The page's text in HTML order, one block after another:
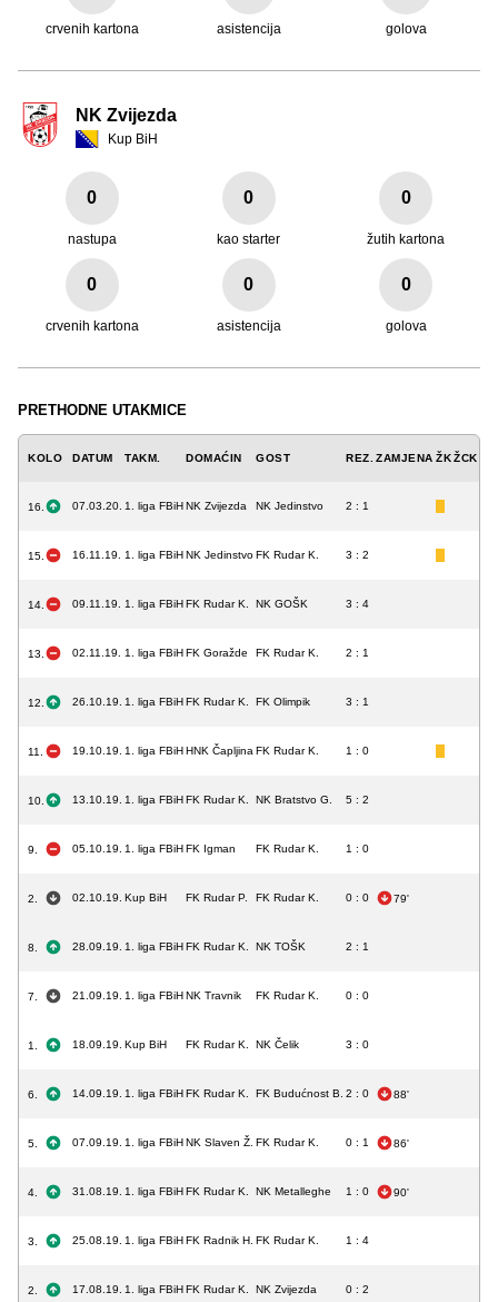
crvenih kartona asistencija golova
NK Zvijezda
Kup BiH
0
nastupa
0
kao starter
0
žutih kartona
0
crvenih kartona
0
asistencija
0
golova
PRETHODNE UTAKMICE
KOLO DATUM TAKM. DOMAĆIN GOST REZ. ZAMJENA ŽKŽCK
16. 07.03.20. 1. liga FBiHNK Zvijezda NK Jedinstvo 2 : 1
15. 16.11.19. 1. liga FBiHNK JedinstvoFK Rudar K. 3 : 2
14. 09.11.19. 1. liga FBiHFK Rudar K. NK GOŠK 3 : 4
13. 02.11.19. 1. liga FBiHFK Goražde FK Rudar K. 2 : 1
12. 26.10.19. 1. liga FBiHFK Rudar K. FK Olimpik 3 : 1
11. 19.10.19. 1. liga FBiHHNK Čapljina FK Rudar K. 1 : 0
10. 13.10.19. 1. liga FBiHFK Rudar K. NK Bratstvo G. 5 : 2
9. 05.10.19. 1. liga FBiHFK Igman FK Rudar K. 1 : 0
2. 02.10.19. Kup BiH FK Rudar P. FK Rudar K. 0 : 0 79'
8. 28.09.19. 1. liga FBiHFK Rudar K. NK TOŠK 2 : 1
7. 21.09.19. 1. liga FBiHNK Travnik FK Rudar K. 0 : 0
1. 18.09.19. Kup BiH FK Rudar K. NK Čelik 3 : 0
6. 14.09.19. 1. liga FBiHFK Rudar K. FK Budućnost B. 2 : 0 88'
5. 07.09.19. 1. liga FBiHNK Slaven Ž. FK Rudar K. 0 : 1 86'
4. 31.08.19. 1. liga FBiHFK Rudar K. NK Metalleghe 1 : 0 90'
3. 25.08.19. 1. liga FBiHFK Radnik H. FK Rudar K. 1 : 4
2. 17.08.19. 1. liga FBiHFK Rudar K. NK Zvijezda 0 : 2